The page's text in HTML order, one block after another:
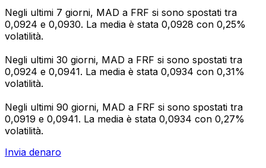
Negli ultimi 7 giorni, MAD a FRF si sono spostati tra
0,0924 e 0,0930. La media è stata 0,0928 con 0,25%
volatilità.
Negli ultimi 30 giorni, MAD a FRF si sono spostati tra
0,0924 e 0,0941. La media è stata 0,0934 con 0,31%
volatilità.
Negli ultimi 90 giorni, MAD a FRF si sono spostati tra
0,0919 e 0,0941. La media è stata 0,0934 con 0,27%
volatilità.
Invia denaro